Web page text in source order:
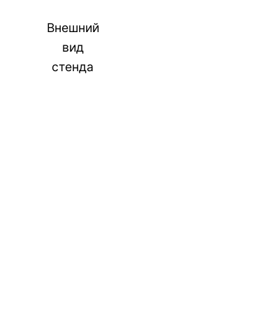
Внешний
вид
стенда